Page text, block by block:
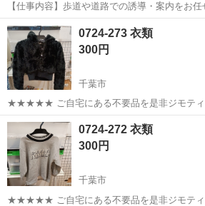
【仕事内容】歩道や道路での誘導・案内をお
用される車両や歩行者の方が安全に安心して
導してください。 勤務地へは直行直帰OKです!
寧な研修20hで基本的な知識を...
アルバイト・パート
0724-273 衣類
300円
千葉市
★★★★★ ご自宅にある不要品を是非ジモティ
みしませんか？ 家電、趣味・スポーツ・レジ
衣料服飾品、生活雑貨、家具、本、CD・DVD
ち込めます！ ※詳細はこ...
千葉 千葉市 ジーンズ/デニム
0724-272 衣類
300円
千葉市
★★★★★ ご自宅にある不要品を是非ジモティ